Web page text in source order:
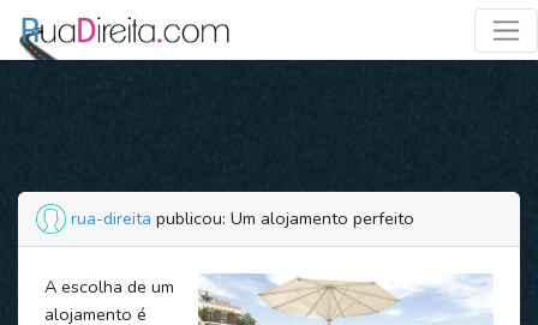
rua-direita publicou: Um alojamento perfeito
A escolha de um
alojamento é